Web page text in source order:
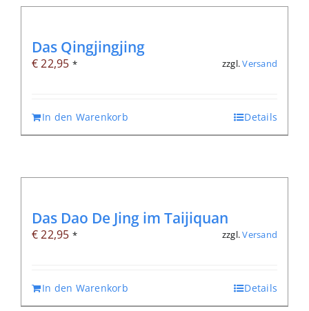
Das Qingjingjing
€22,95 * zzgl.Versand
In den Warenkorb Details
Das Dao De Jing im Taijiquan
€22,95 * zzgl.Versand
In den Warenkorb Details